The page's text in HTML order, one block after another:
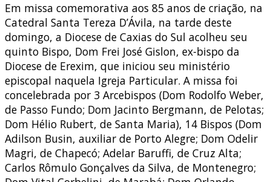
Em missa comemorativa aos 85 anos de criação, na
Catedral Santa Tereza D’Ávila, na tarde deste
domingo, a Diocese de Caxias do Sul acolheu seu
quinto Bispo, Dom Frei José Gislon, ex-bispo da
Diocese de Erexim, que iniciou seu ministério
episcopal naquela Igreja Particular. A missa foi
concelebrada por 3 Arcebispos (Dom Rodolfo Weber,
de Passo Fundo; Dom Jacinto Bergmann, de Pelotas;
Dom Hélio Rubert, de Santa Maria), 14 Bispos (Dom
Adilson Busin, auxiliar de Porto Alegre; Dom Odelir
Magri, de Chapecó; Adelar Baruffi, de Cruz Alta;
Carlos Rômulo Gonçalves da Silva, de Montenegro;